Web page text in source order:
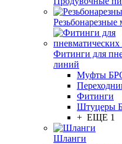
Фитинги для
линий
Муфты
Фитинги
Штуцеры
+ ЕЩЕ 1
Шланги